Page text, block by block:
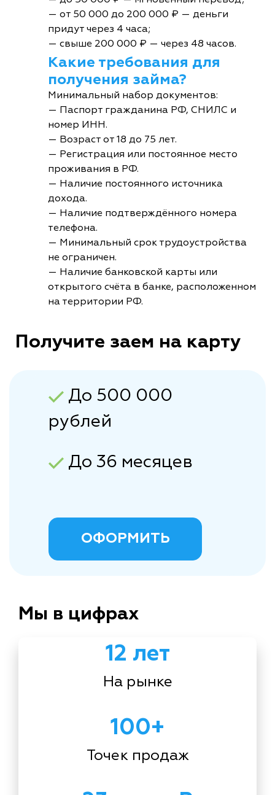
— от 50 000 до 200 000 ₽ — деньги
придут через 4 часа;
— свыше 200 000 ₽ — через 48 часов.
Какие требования для
получения займа?
Минимальный набор документов:
— Паспорт гражданина РФ, СНИЛС и
номер ИНН.
— Возраст от 18 до 75 лет.
— Регистрация или постоянное место
проживания в РФ.
— Наличие постоянного источника
дохода.
— Наличие подтверждённого номера
телефона.
— Минимальный срок трудоустройства
не ограничен.
— Наличие банковской карты или
открытого счёта в банке, расположенном
на территории РФ.
Получите заем на карту
До 500 000
рублей
До 36 месяцев
ОФОРМИТЬ
Мы в цифрах
12 лет
На рынке
100+
Точек продаж